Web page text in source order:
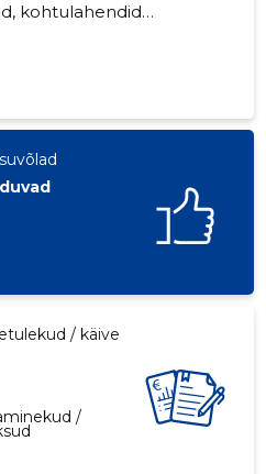
kohtulahendid
/ käive
/